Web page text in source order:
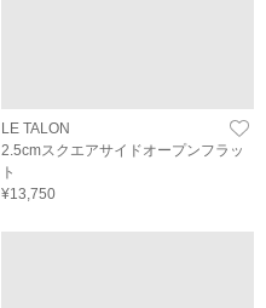
LE TALON
2.5cmスクエアサイドオープンフラッ
ト
¥13,750